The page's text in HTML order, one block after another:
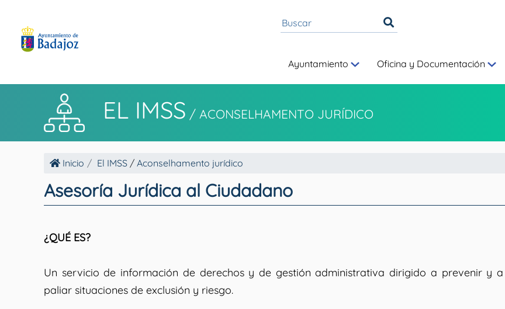
Ayuntamiento Oficina y Documentación
EL IMSS / ACONSELHAMENTO JURÍDICO
Inicio El IMSS / Aconselhamento jurídico
Asesoría Jurídica al Ciudadano
¿QUÉ ES?
Un servicio de información de derechos y de gestión administrativa dirigido a prevenir y a
paliar situaciones de exclusión y riesgo.